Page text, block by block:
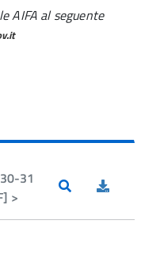
AIFA al seguente
31
>